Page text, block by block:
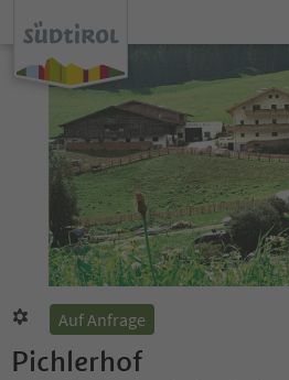
Auf Anfrage
Pichlerhof